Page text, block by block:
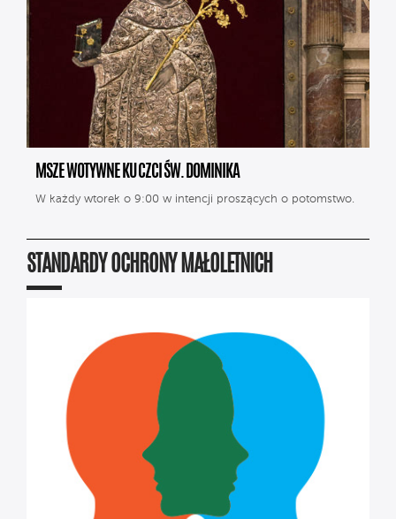
MSZE WOTYWNE KU CZCI ŚW. DOMINIKA
W każdy wtorek o 9:00 w intencji proszących o potomstwo.
STANDARDY OCHRONY MAŁOLETNICH